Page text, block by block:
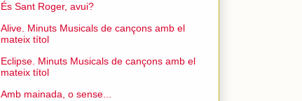
És Sant Roger, avui?
Alive. Minuts Musicals de cançons amb el
mateix títol
Eclipse. Minuts Musicals de cançons amb el
mateix títol
Amb mainada, o sense...